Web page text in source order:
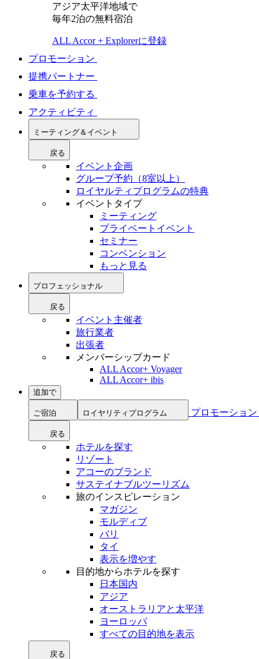
アジア太平洋地域で
毎年2泊の無料宿泊
ALL Accor + Explorerに登録
プロモーション
提携パートナー
乗車を予約する
アクティビティ
ミーティング＆イベント
戻る
イベント企画
グループ予約（8室以上）
ロイヤルティプログラムの特典
イベントタイプ
ミーティング
プライベートイベント
セミナー
コンベンション
もっと見る
プロフェッショナル
戻る
イベント主催者
旅行業者
出張者
メンバーシップカード
ALL Accor+ Voyager
ALL Accor+ ibis
追加で
ご宿泊 ロイヤリティプログラム プロモーション
戻る
ホテルを探す
リゾート
アコーのブランド
サステイナブルツーリズム
旅のインスピレーション
マガジン
モルディブ
バリ
タイ
表示を増やす
目的地からホテルを探す
日本国内
アジア
オーストラリアと太平洋
ヨーロッパ
すべての目的地を表示
戻る